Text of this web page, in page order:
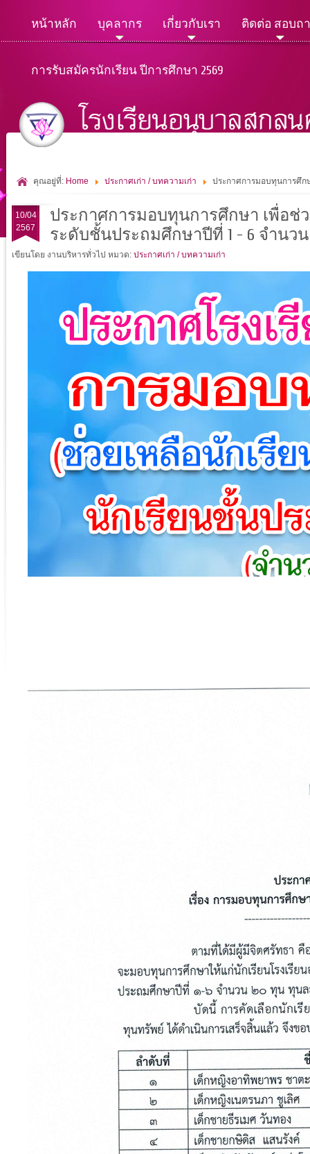
หน้าหลัก บุคลากร เกี่ยวกับเรา ติดต่อ สอบถ
การรับสมัครนักเรียน ปีการศึกษา 2569
คุณอยู่ที่: Home ประกาศเก่า / บทความเก่า ประกาศการมอบทุนการศึก
10/04
2567
ประกาศการมอบทุนการศึกษา เพื่อ
ระดับชั้นประถมศึกษาปีที่ 1 - 6 จำนว
เขียนโดย งานบริหารทั่วไป หมวด: ประกาศเก่า / บทความเก่า